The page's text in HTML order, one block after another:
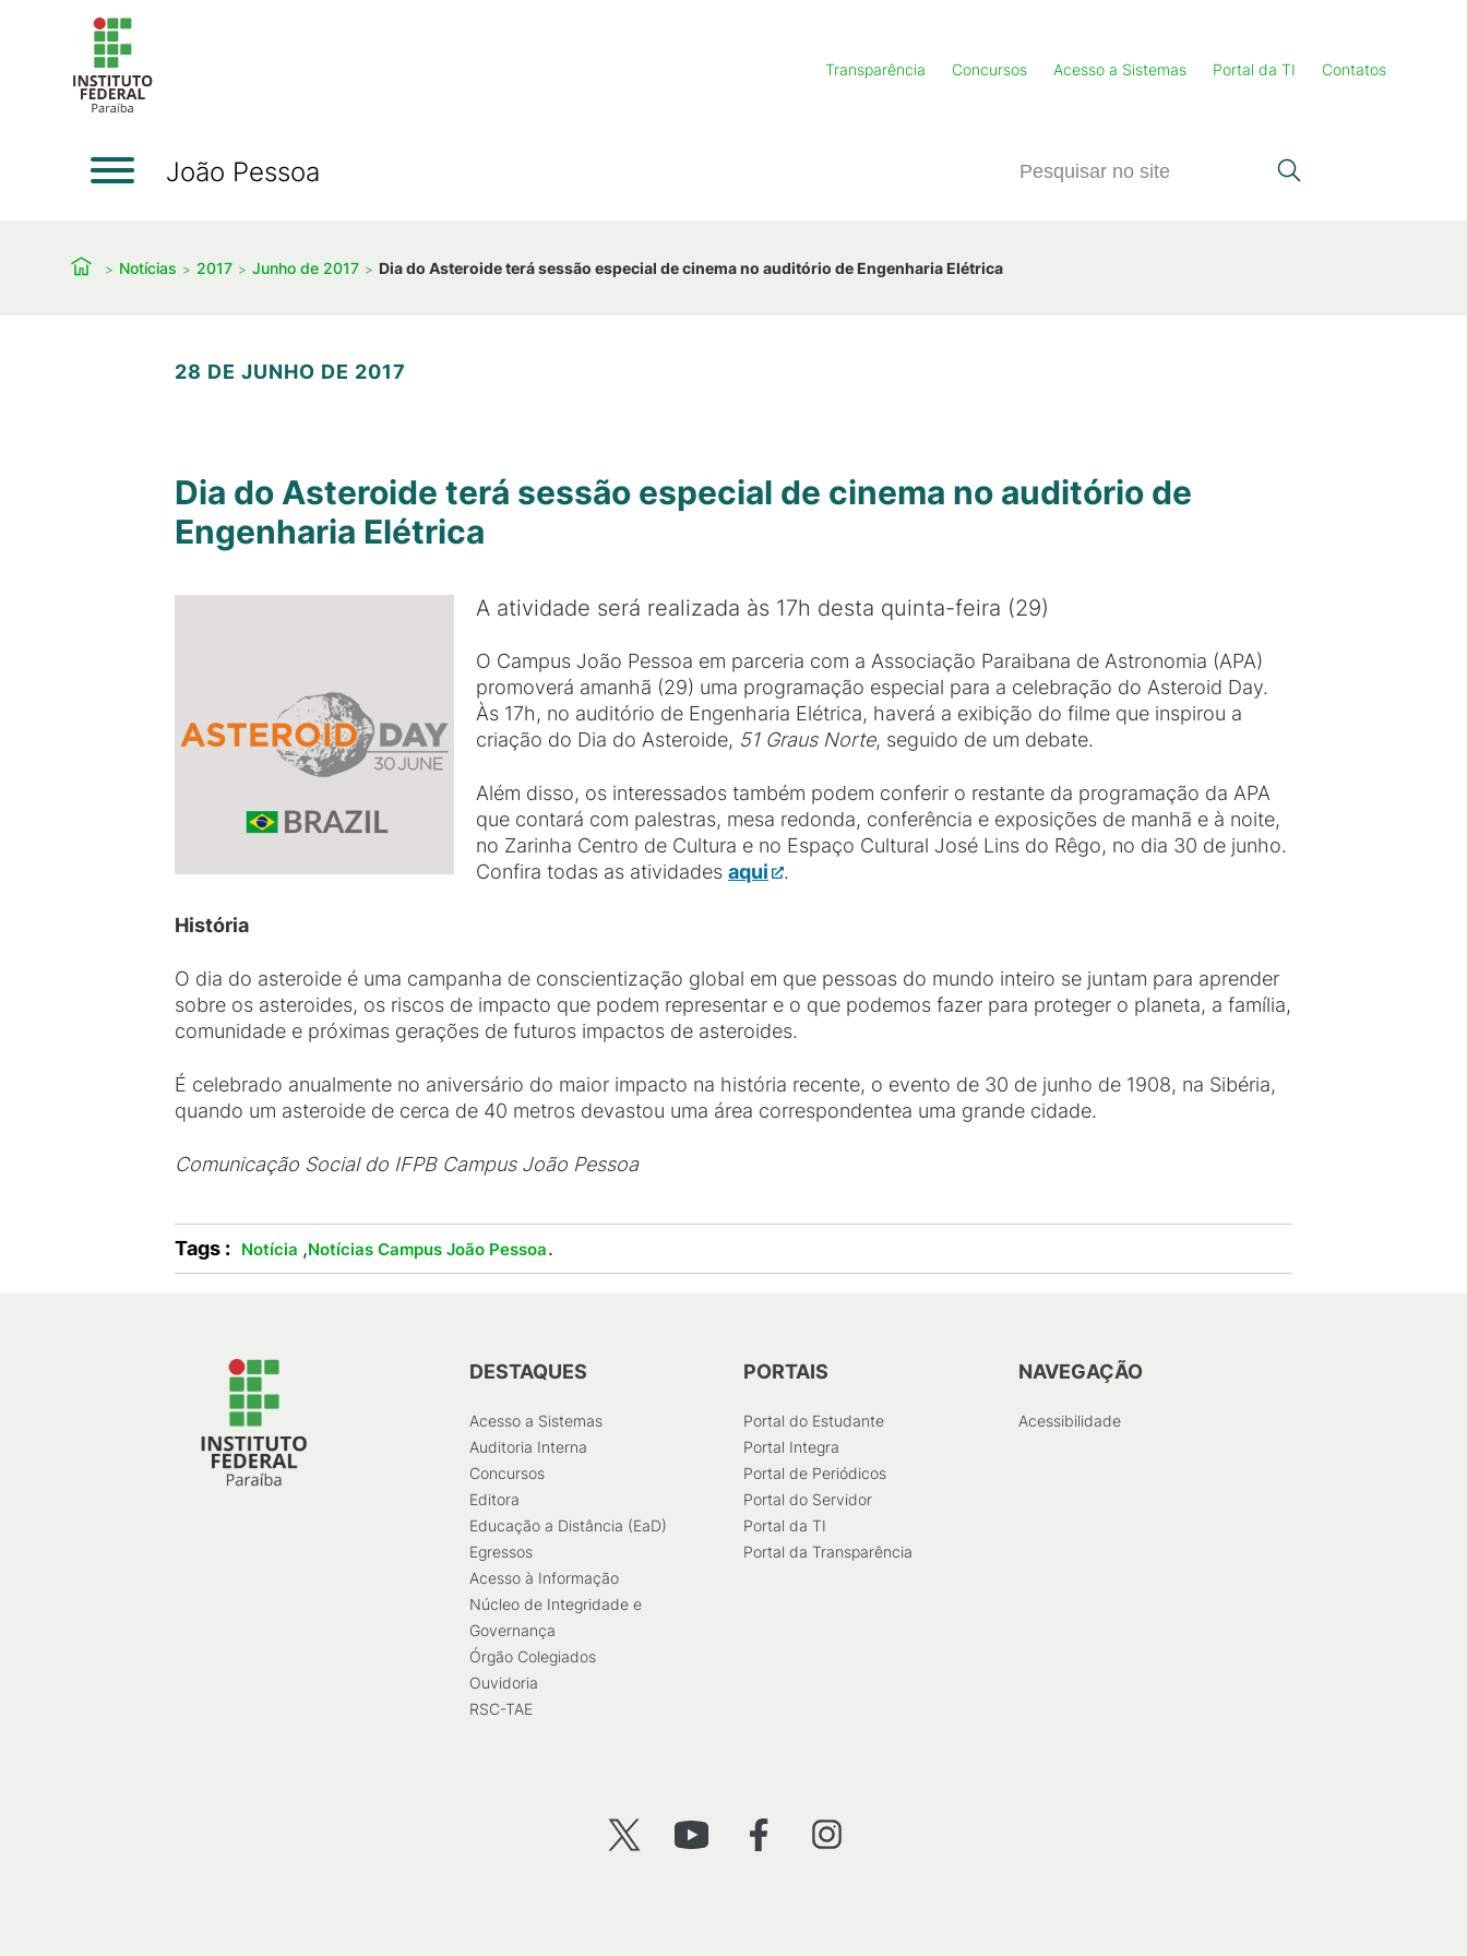
Transparência Concursos Acesso a Sistemas Portal da TI Contatos
João Pessoa
Notícias 2017 Junho de 2017 Dia do Asteroide terá sessão especial de cinema no auditório de Engenharia Elétrica
28 DE JUNHO DE 2017
Dia do Asteroide terá sessão especial de cinema no auditório de
Engenharia Elétrica
A atividade será realizada às 17h desta quinta-feira (29)
O Campus João Pessoa em parceria com a Associação Paraibana de Astronomia (APA)
promoverá amanhã (29) uma programação especial para a celebração do Asteroid Day.
Às 17h, no auditório de Engenharia Elétrica, haverá a exibição do filme que inspirou a
criação do Dia do Asteroide, 51 Graus Norte, seguido de um debate.
Além disso, os interessados também podem conferir o restante da programação da APA
que contará com palestras, mesa redonda, conferência e exposições de manhã e à noite,
no Zarinha Centro de Cultura e no Espaço Cultural José Lins do Rêgo, no dia 30 de junho.
Confira todas as atividades aqui .
História
O dia do asteroide é uma campanha de conscientização global em que pessoas do mundo inteiro se juntam para aprender
sobre os asteroides, os riscos de impacto que podem representar e o que podemos fazer para proteger o planeta, a família,
comunidade e próximas gerações de futuros impactos de asteroides.
É celebrado anualmente no aniversário do maior impacto na história recente, o evento de 30 de junho de 1908, na Sibéria,
quando um asteroide de cerca de 40 metros devastou uma área correspondentea uma grande cidade.
Comunicação Social do IFPB Campus João Pessoa
Tags : Notícia ,Notícias Campus João Pessoa.
DESTAQUES
Acesso a Sistemas
Auditoria Interna
Concursos
Editora
Educação a Distância (EaD)
Egressos
Acesso à Informação
Núcleo de Integridade e
Governança
Órgão Colegiados
Ouvidoria
RSC-TAE
PORTAIS
Portal do Estudante
Portal Integra
Portal de Periódicos
Portal do Servidor
Portal da TI
Portal da Transparência
NAVEGAÇÃO
Acessibilidade